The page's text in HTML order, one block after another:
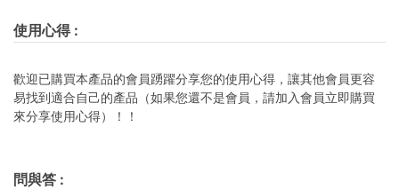
使用心得:
歡迎已購買本產品的會員踴躍分享您的使用心得，讓其他會員更容
易找到適合自己的產品（如果您還不是會員，請加入會員立即購買
來分享使用心得）！！
問與答 :